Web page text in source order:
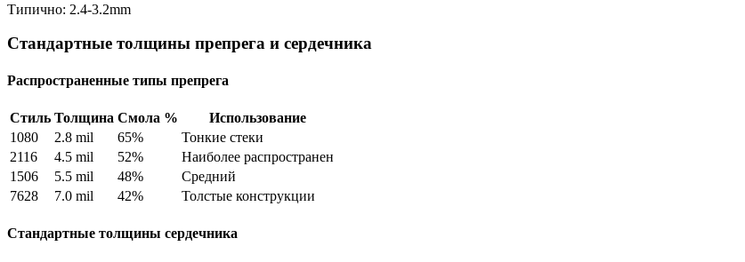
Типично: 2.4-3.2mm
Стандартные толщины препрега и сердечника
Распространенные типы препрега
Стиль Толщина Смола %
Использование
1080
2.8 mil 65%
Тонкие стеки
2116
4.5 mil 52%
Наиболее распространен
1506
5.5 mil 48%
Средний
7628
7.0 mil 42% Толстые конструкции
Стандартные толщины сердечника